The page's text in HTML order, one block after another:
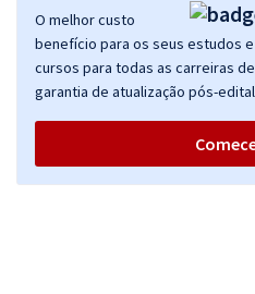
O melhor custo
benefício para os seus estudos
cursos para todas as carreiras
garantia de atualização pós-